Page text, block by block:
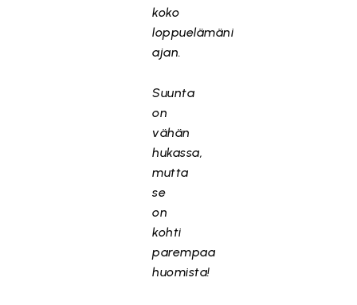
koko
loppuelämäni
ajan.
Suunta
on
vähän
hukassa,
mutta
se
on
kohti
parempaa
huomista!